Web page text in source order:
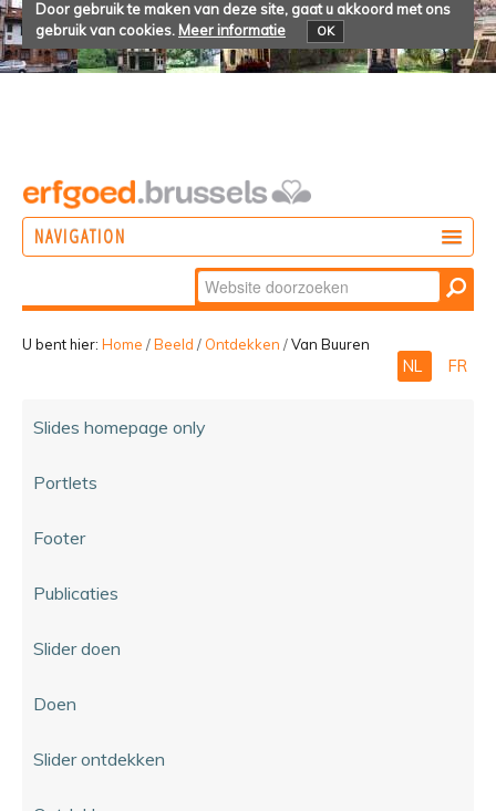
Door gebruik te maken van deze site, gaat u akkoord met ons
gebruik van cookies. Meer informatie OK
NAVIGATION
Zoek
Geavanceerd
zoeken...
U bent hier: Home /Beeld / Ontdekken /Van Buuren
NL FR
Slides homepage only
Portlets
Footer
Publicaties
Slider doen
Doen
Slider ontdekken